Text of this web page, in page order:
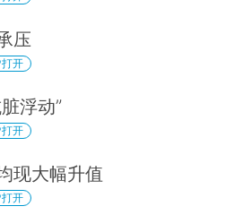
压
开
浮动”
开
现大幅升值
开